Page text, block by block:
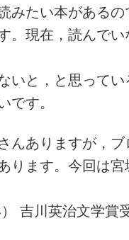
みたい本がある
。現在，読んで
いと，と思って
す。
んありますが，
ります。今回は
吉川英治文学賞